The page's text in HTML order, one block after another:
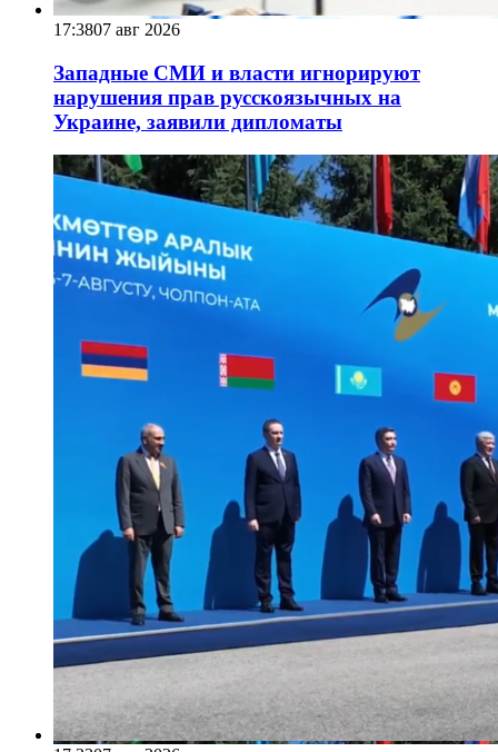
17:3807 авг 2026
Западные СМИ и власти игнорируют
нарушения прав русскоязычных на
Украине, заявили дипломаты